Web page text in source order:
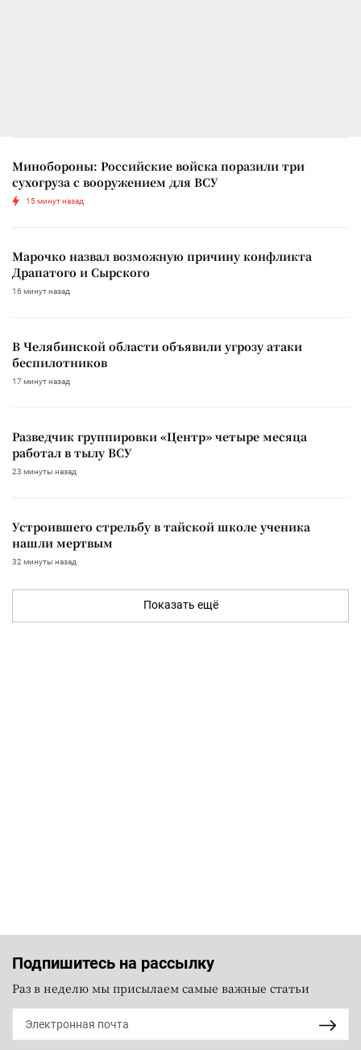
Минобороны: Российские войска поразили три
сухогруза с вооружением для ВСУ
15 минут назад
Марочко назвал возможную причину конфликта
Драпатого и Сырского
16 минут назад
В Челябинской области объявили угрозу атаки
беспилотников
17 минут назад
Разведчик группировки «Центр» четыре месяца
работал в тылу ВСУ
23 минуты назад
Устроившего стрельбу в тайской школе ученика
нашли мертвым
32 минуты назад
Показать ещё
Подпишитесь на рассылку
Раз в неделю мы присылаем самые важные статьи